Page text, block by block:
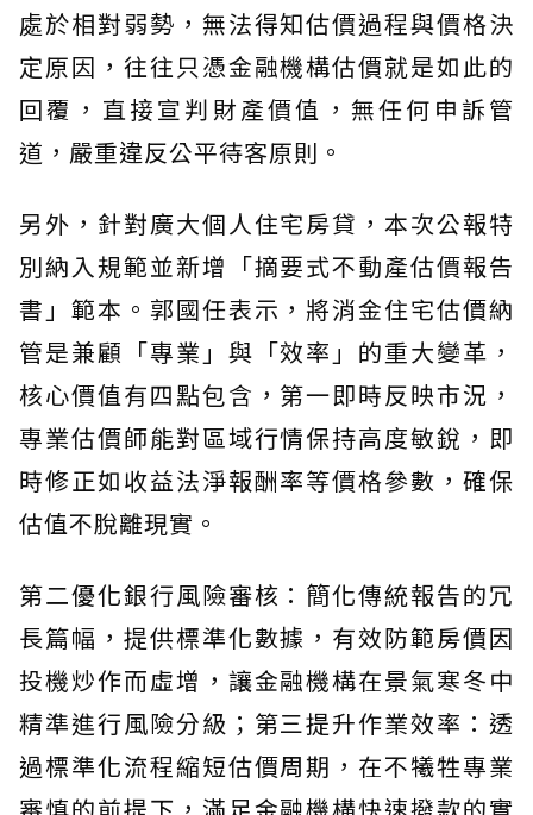
處於相對弱勢，無法得知估價過程與價格決
定原因，往往只憑金融機構估價就是如此的
回覆，直接宣判財產價值，無任何申訴管
道，嚴重違反公平待客原則。
另外，針對廣大個人住宅房貸，本次公報特
別納入規範並新增「摘要式不動產估價報告
書」範本。郭國任表示，將消金住宅估價納
管是兼顧「專業」與「效率」的重大變革，
核心價值有四點包含，第一即時反映市況，
專業估價師能對區域行情保持高度敏銳，即
時修正如收益法淨報酬率等價格參數，確保
估值不脫離現實。
第二優化銀行風險審核：簡化傳統報告的冗
長篇幅，提供標準化數據，有效防範房價因
投機炒作而虛增，讓金融機構在景氣寒冬中
精準進行風險分級；第三提升作業效率：透
過標準化流程縮短估價周期，在不犧牲專業
審慎的前提下，滿足金融機構快速撥款的實